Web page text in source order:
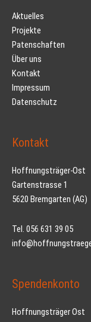
Aktuelles
Projekte
Patenschaften
Über uns
Kontakt
Impressum
Datenschutz
Kontakt
Hoffnungsträger-Ost
Gartenstrasse 1
5620 Bremgarten (AG)
Tel. 056 631 39 05
Spendenkonto
Hoffnungsträger Ost